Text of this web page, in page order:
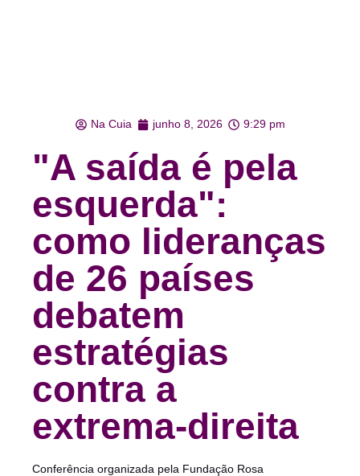
Na Cuia junho 8, 2026 9:29 pm
"A saída é pela
esquerda":
como lideranças
de 26 países
debatem
estratégias
contra a
extrema-direita
Conferência organizada pela Fundação Rosa